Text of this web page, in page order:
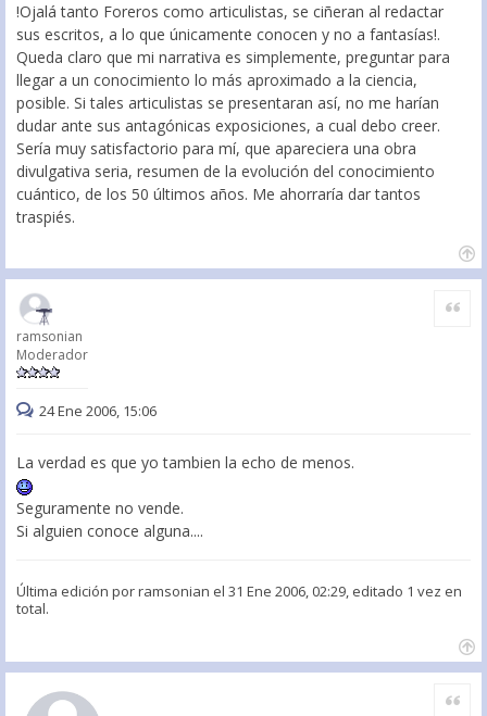
!Ojalá tanto Foreros como articulistas, se ciñeran al redactar
sus escritos, a lo que únicamente conocen y no a fantasías!.
Queda claro que mi narrativa es simplemente, preguntar para
llegar a un conocimiento lo más aproximado a la ciencia,
posible. Si tales articulistas se presentaran así, no me harían
dudar ante sus antagónicas exposiciones, a cual debo creer.
Sería muy satisfactorio para mí, que apareciera una obra
divulgativa seria, resumen de la evolución del conocimiento
cuántico, de los 50 últimos años. Me ahorraría dar tantos
traspiés.
ramsonian
Moderador
Citar
24 Ene 2006, 15:06
La verdad es que yo tambien la echo de menos.
Seguramente no vende.
Si alguien conoce alguna....
Última edición porramsonian el 31 Ene 2006, 02:29, editado 1 vez en
total.
Citar